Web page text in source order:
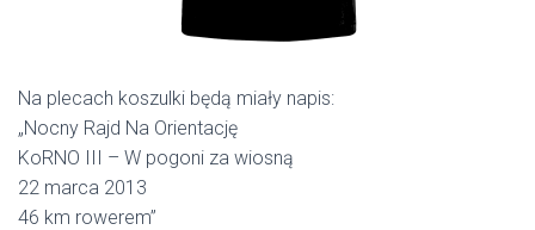
Na plecach koszulki będą miały napis:
„Nocny Rajd Na Orientację
KoRNO III – W pogoni za wiosną
22 marca 2013
46 km rowerem”